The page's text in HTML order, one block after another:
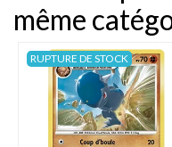
même
RUPTURE DE STOCK